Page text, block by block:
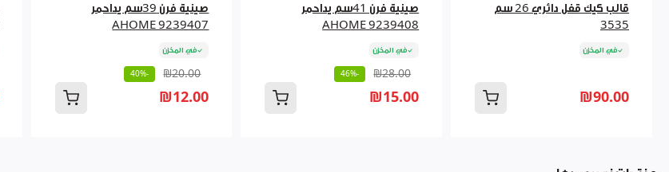
قالب كيك قفل دائري 26 سم
3535
في المخزن
₪90.00
صينية فرن 41سم يداحمر
AHOME 9239408
في المخزن
₪28.00
-46%
₪15.00
صينية فرن 39سم يداحمر
AHOME 9239407
في المخزن
₪20.00
-40%
₪12.00